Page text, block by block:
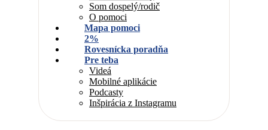
Som dospelý/rodič
O pomoci
Mapa pomoci
2%
Rovesnícka poradňa
Pre teba
Videá
Mobilné aplikácie
Podcasty
Inšpirácia z Instagramu